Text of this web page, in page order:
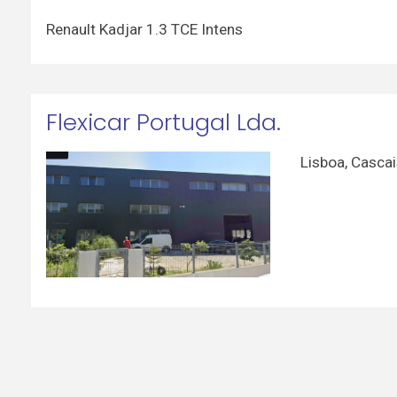
Renault Kadjar 1.3 TCE Intens
Flexicar Portugal Lda.
Lisboa,